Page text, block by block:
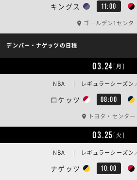
キングス 11:00
ゴールデン1センタ
デンバー・ナゲッツの日程
03.24[月]
ロケッツ 08:00
NBA | レギュラーシーズン
トヨタ・センター
03.25[火]
ナゲッツ 10:00
NBA | レギュラーシーズン